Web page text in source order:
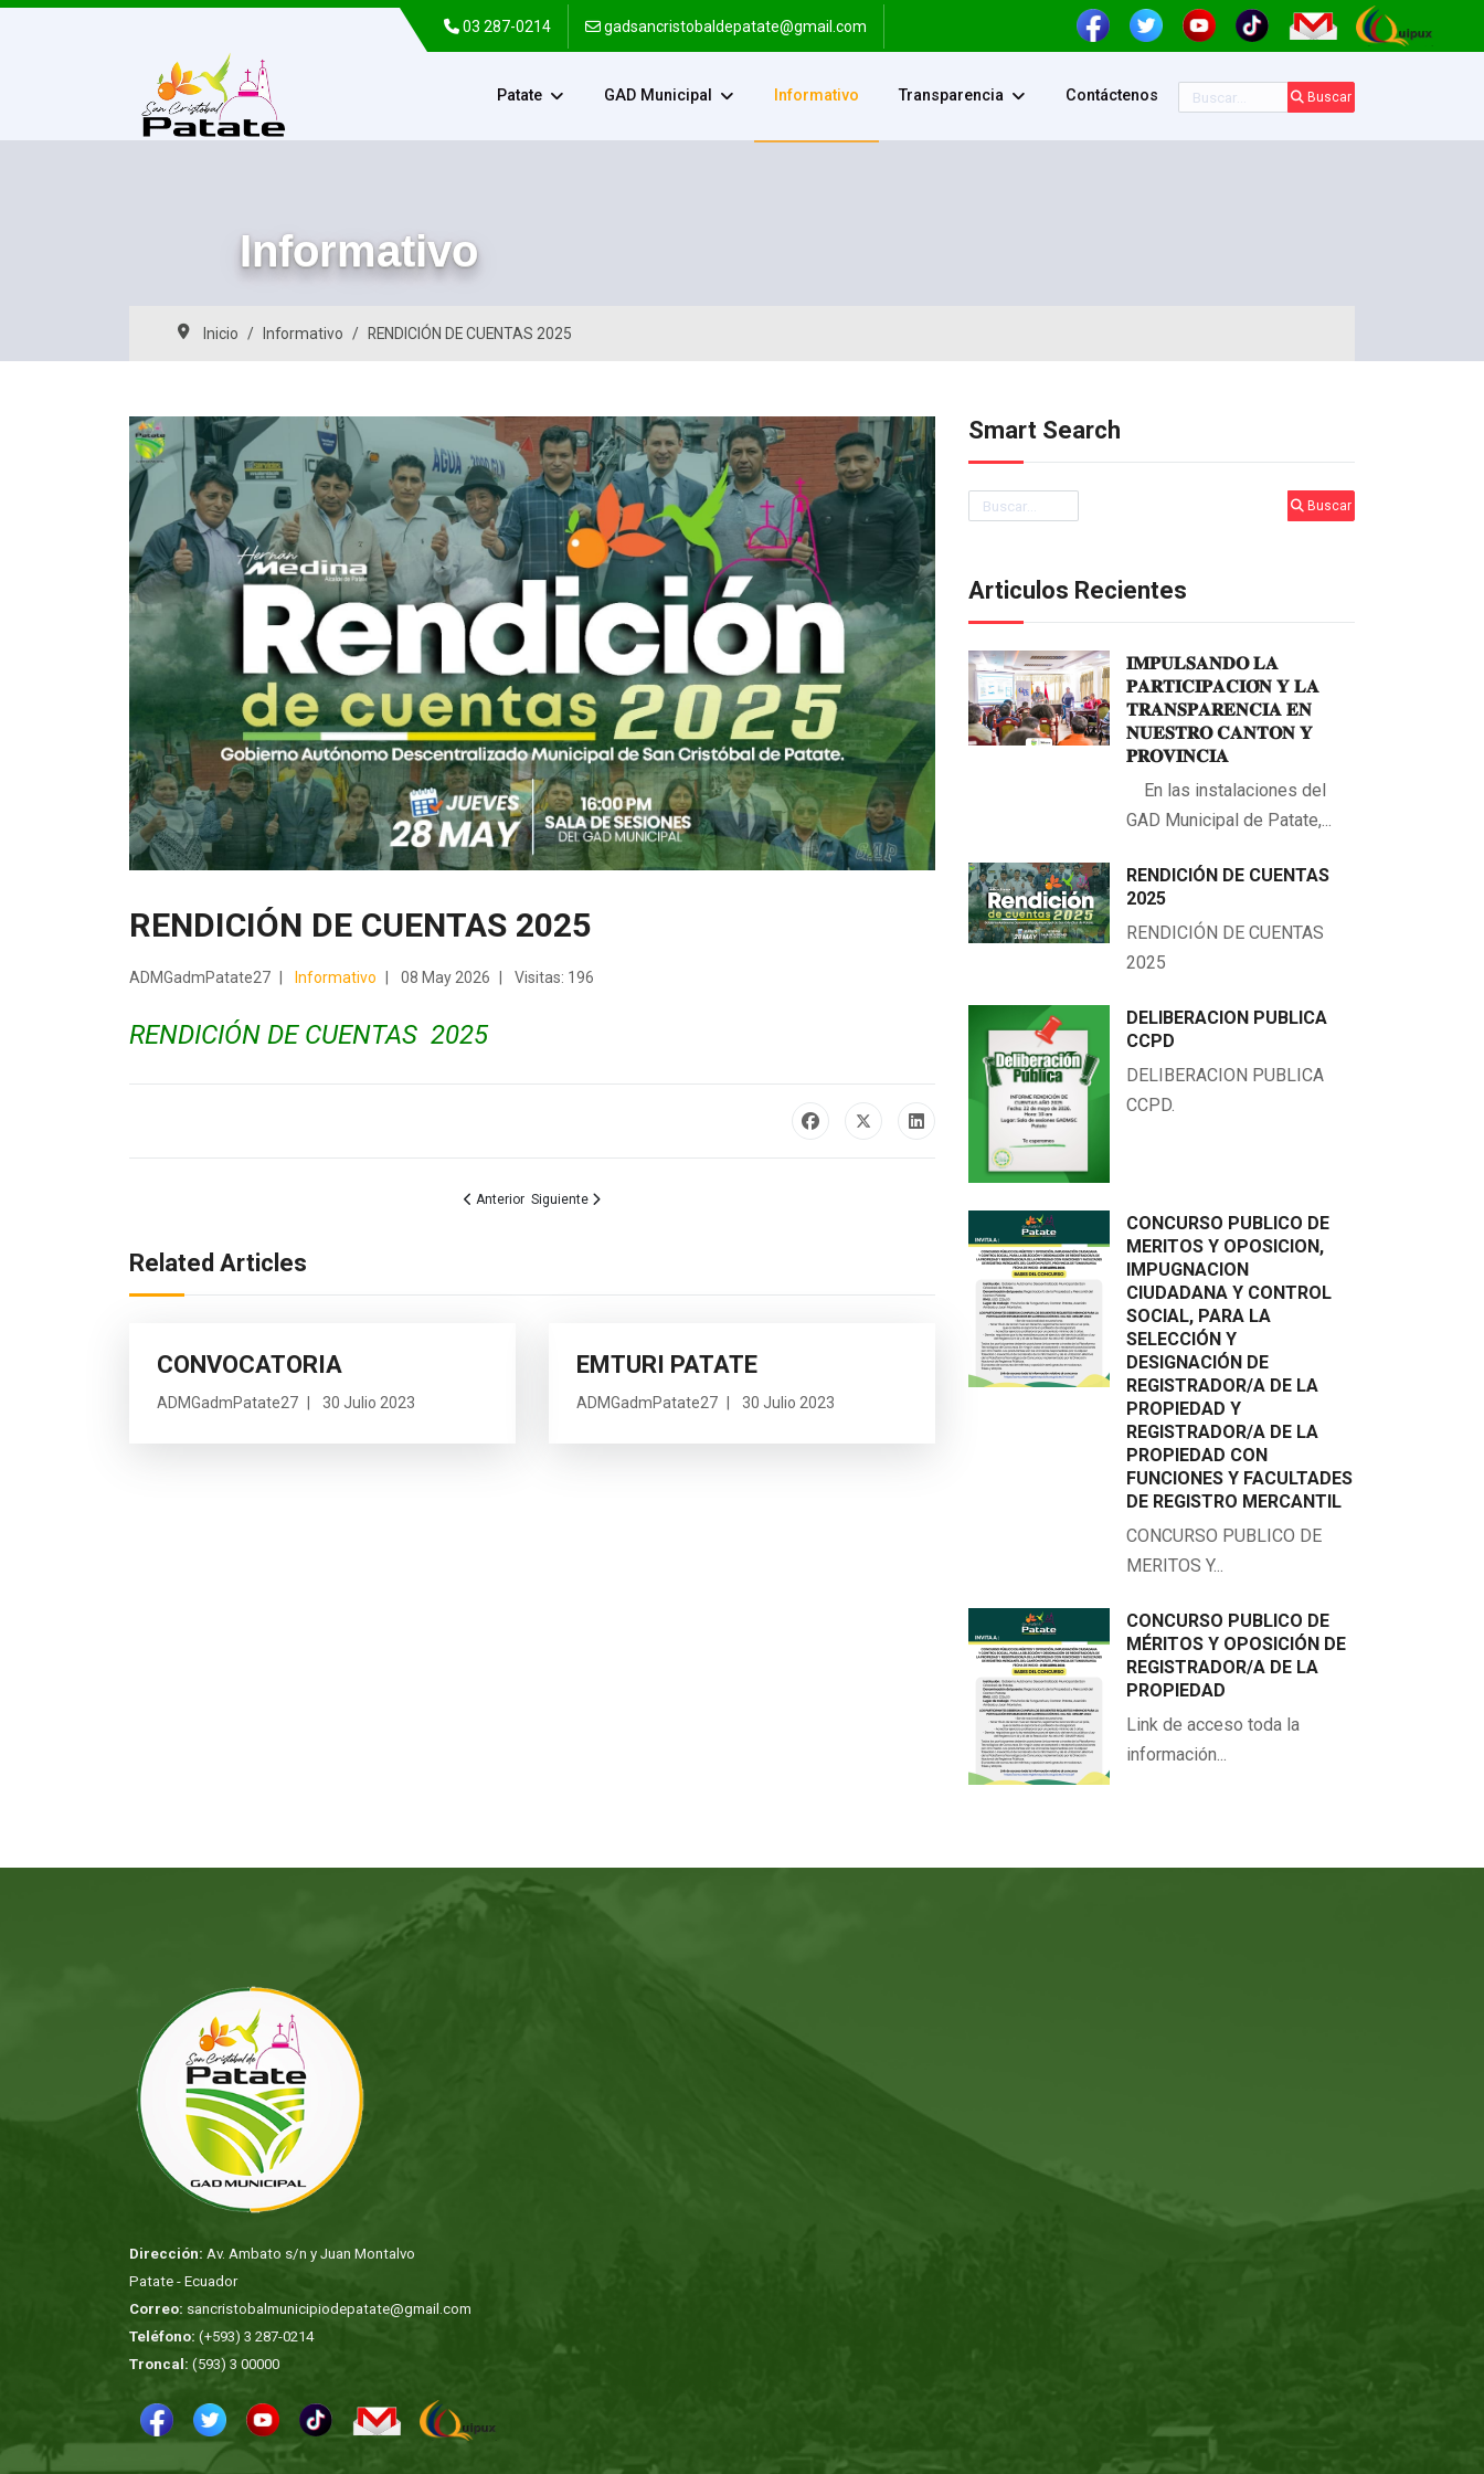
03 287-0214 gadsancristobaldepatate@gmail.com
Patate GAD Municipal Informativo Transparencia Contáctenos Buscar Buscar
Informativo
Inicio Informativo RENDICIÓN DE CUENTAS 2025
RENDICIÓN DE CUENTAS 2025
ADMGadmPatate27 Informativo 08 May 2026 Visitas: 196
RENDICIÓN DE CUENTAS 2025
Artículo anterior: 𝐈𝐌𝐏𝐔𝐋𝐒𝐀𝐍𝐃𝐎 𝐋𝐀 𝐏𝐀𝐑𝐓𝐈𝐂𝐈𝐏𝐀𝐂𝐈𝐎́𝐍 𝐘 𝐋𝐀 𝐓𝐑𝐀𝐍𝐒𝐏𝐀𝐑𝐄𝐍𝐂𝐈𝐀 𝐄𝐍 𝐍𝐔𝐄𝐒𝐓𝐑𝐎 𝐂𝐀𝐍𝐓𝐎𝐍 𝐘 𝐏𝐑𝐎𝐕𝐈𝐍𝐂𝐈𝐀
Anterior Artículo siguiente: DELIBERACION PUBLICA CCPD
Siguiente
Related Articles
CONVOCATORIA
ADMGadmPatate27 30 Julio 2023
EMTURI PATATE
ADMGadmPatate27 30 Julio 2023
Smart Search
Buscar Buscar
Articulos Recientes
𝐈𝐌𝐏𝐔𝐋𝐒𝐀𝐍𝐃𝐎 𝐋𝐀
𝐏𝐀𝐑𝐓𝐈𝐂𝐈𝐏𝐀𝐂𝐈𝐎́𝐍 𝐘 𝐋𝐀
𝐓𝐑𝐀𝐍𝐒𝐏𝐀𝐑𝐄𝐍𝐂𝐈𝐀 𝐄𝐍
𝐍𝐔𝐄𝐒𝐓𝐑𝐎 𝐂𝐀𝐍𝐓𝐎𝐍 𝐘
𝐏𝐑𝐎𝐕𝐈𝐍𝐂𝐈𝐀
En las instalaciones del
GAD Municipal de Patate,...
RENDICIÓN DE CUENTAS
2025
RENDICIÓN DE CUENTAS
2025
DELIBERACION PUBLICA
CCPD
DELIBERACION PUBLICA
CCPD.
CONCURSO PUBLICO DE
MERITOS Y OPOSICION,
IMPUGNACION
CIUDADANA Y CONTROL
SOCIAL, PARA LA
SELECCIÓN Y
DESIGNACIÓN DE
REGISTRADOR/A DE LA
PROPIEDAD Y
REGISTRADOR/A DE LA
PROPIEDAD CON
FUNCIONES Y FACULTADES
DE REGISTRO MERCANTIL
CONCURSO PUBLICO DE
MERITOS Y...
CONCURSO PUBLICO DE
MÉRITOS Y OPOSICIÓN DE
REGISTRADOR/A DE LA
PROPIEDAD
Link de acceso toda la
información...
Dirección: Av. Ambato s/n y Juan Montalvo
Patate - Ecuador
Correo: sancristobalmunicipiodepatate@gmail.com
Teléfono: (+593) 3 287-0214
Troncal: (593) 3 00000